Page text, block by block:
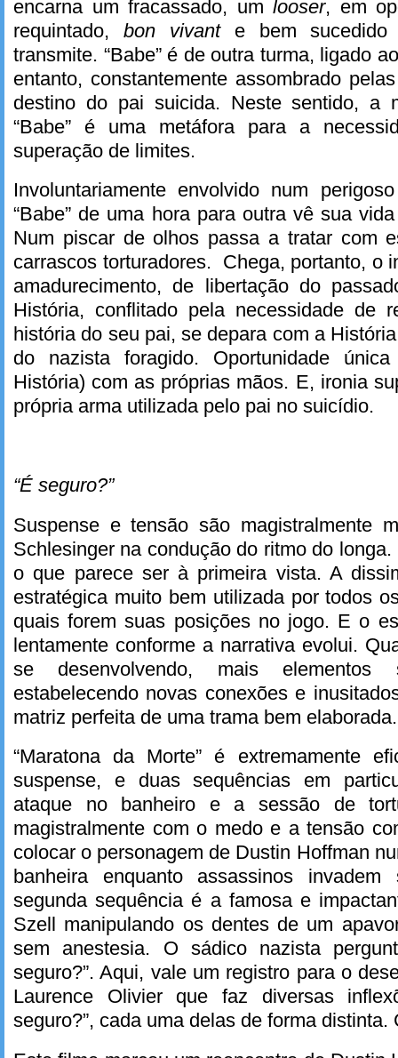
encarna um fracassado, umlooser, em
requintado, bon vivante bem sucedido
transmite. “Babe” é de outra turma, ligado
entanto, constantemente assombrado
destino do pai suicida. Neste sentido, a
“Babe” é uma metáfora para a
superação de limites.
Involuntariamente envolvido num
“Babe” de uma hora para outra vê sua
Num piscar de olhos passa a tratar com
carrascos torturadores. Chega, portanto, o
amadurecimento, de libertação do
História, conflitado pela necessidade de
história do seu pai, se depara com a
do nazista foragido. Oportunidade
História) com as próprias mãos. E, ironia
própria arma utilizada pelo pai no suicídio.
“É seguro?”
Suspense e tensão são magistralmente
Schlesinger na condução do ritmo do
o que parece ser à primeira vista. A
estratégica muito bem utilizada por todos
quais forem suas posições no jogo. E o
lentamente conforme a narrativa evolui.
se desenvolvendo, mais elementos
estabelecendo novas conexões e
matriz perfeita de uma trama bem elaborada.
“Maratona da Morte” é extremamente
suspense, e duas sequências em
ataque no banheiro e a sessão de
magistralmente com o medo e a tensão
colocar o personagem de Dustin Hoffman
banheira enquanto assassinos
segunda sequência é a famosa e
Szell manipulando os dentes de um
sem anestesia. O sádico nazista
seguro?”. Aqui, vale um registro para o
Laurence Olivier que faz diversas
seguro?”, cada uma delas de forma distinta.